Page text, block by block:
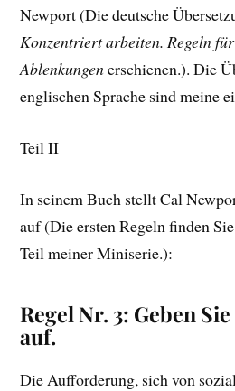
Newport (Die deutsche
Konzentriert arbeiten. Regeln
Ablenkungenerschienen.). Die
englischen Sprache sind meine
Teil II
In seinem Buch stellt Cal
auf (Die ersten Regeln finden
Teil meiner Miniserie.):
Regel Nr. 3: Geben
auf.
Die Aufforderung, sich von